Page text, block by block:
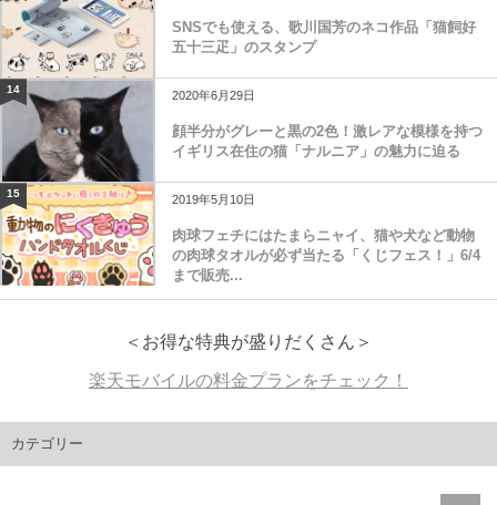
SNSでも使える、歌川国芳のネコ作品「猫飼好
五十三疋」のスタンプ
14 2020年6月29日
顔半分がグレーと黒の2色！激レアな模様を持つ
イギリス在住の猫「ナルニア」の魅力に迫る
15 2019年5月10日
肉球フェチにはたまらニャイ、猫や犬など動物
の肉球タオルが必ず当たる「くじフェス！」6/4
まで販売...
＜お得な特典が盛りだくさん＞
楽天モバイルの料金プランをチェック！
カテゴリー